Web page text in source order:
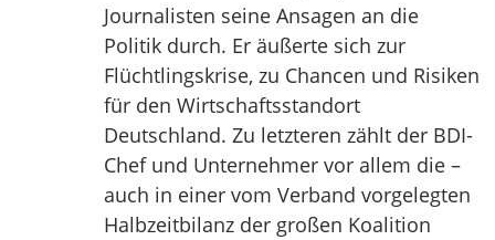
Journalisten seine Ansagen an die
Politik durch. Er äußerte sich zur
Flüchtlingskrise, zu Chancen und Risiken
für den Wirtschaftsstandort
Deutschland. Zu letzteren zählt der BDI-
Chef und Unternehmer vor allem die –
auch in einer vom Verband vorgelegten
Halbzeitbilanz der großen Koalition